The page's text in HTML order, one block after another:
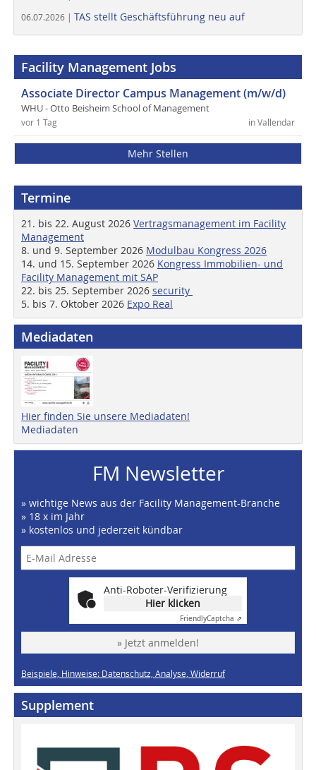
06.07.2026 | TAS stellt Geschäftsführung neu auf
Facility Management Jobs
Associate Director Campus Management (m/w/d)
WHU - Otto Beisheim School of Management
in Vallendar
vor 1 Tag
Mehr Stellen
Termine
21. bis 22. August 2026 Vertragsmanagement im Facility
Management
8. und 9. September 2026 Modulbau Kongress 2026
14. und 15. September 2026 Kongress Immobilien- und
Facility Management mit SAP
22. bis 25. September 2026 security
5. bis 7. Oktober 2026 Expo Real
Mediadaten
Hier finden Sie unsere Mediadaten!
Mediadaten
FM Newsletter
» wichtige News aus der Facility Management-Branche
» 18 x im Jahr
» kostenlos und jederzeit kündbar
Anti-Roboter-Verifizierung
Hier klicken
FriendlyCaptcha ⇗
» Jetzt anmelden!
Beispiele, Hinweise: Datenschutz, Analyse, Widerruf
Supplement